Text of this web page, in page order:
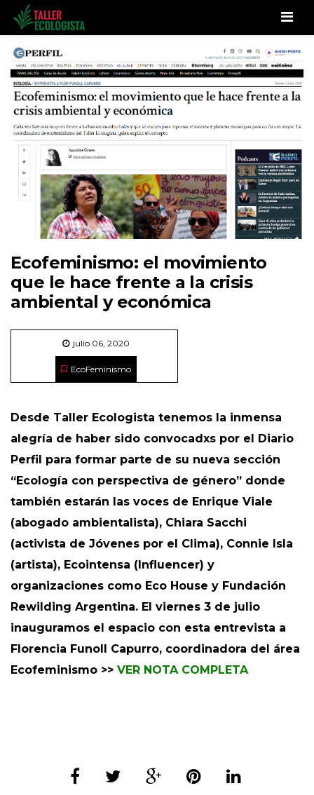
Ecofeminismo: el movimiento
que le hace frente a la crisis
ambiental y económica
julio 06, 2020
EcoFeminismo
Desde Taller Ecologista tenemos la inmensa
alegría de haber sido convocadxs por el Diario
Perfil para formar parte de su nueva sección
“Ecología con perspectiva de género” donde
también estarán las voces de Enrique Viale
(abogado ambientalista), Chiara Sacchi
(activista de Jóvenes por el Clima), Connie Isla
(artista), Ecointensa (lnfluencer) y
organizaciones como Eco House y Fundación
Rewilding Argentina. El viernes 3 de julio
inauguramos el espacio con esta entrevista a
Florencia Funoll Capurro, coordinadora del área
Ecofeminismo >> VER NOTA COMPLETA